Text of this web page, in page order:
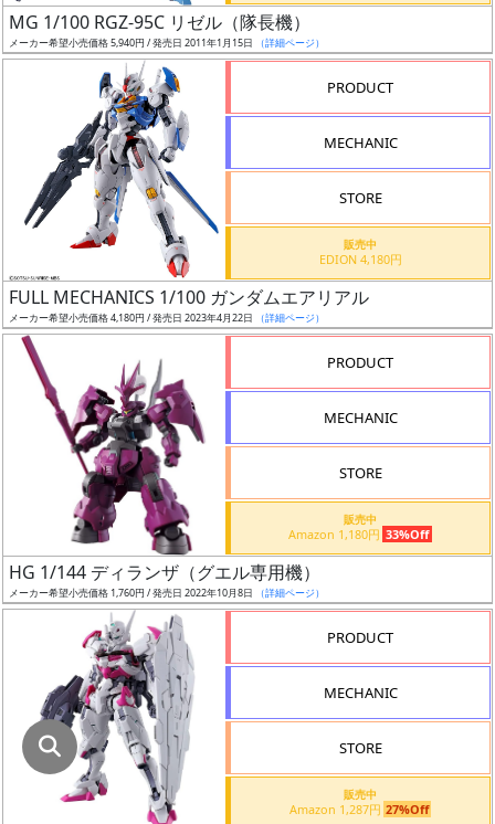
引
舗
最
安
MG 1/100 RGZ-95C リゼル（隊長機）
メーカー希望小売価格 5,940円 / 発売日 2011年1月15日 （詳細ページ）
PRODUCT
MECHANIC
STORE
販売中
EDION 4,180円
FULL MECHANICS 1/100 ガンダムエアリアル
メーカー希望小売価格 4,180円 / 発売日 2023年4月22日 （詳細ページ）
PRODUCT
MECHANIC
STORE
販売中
Amazon 1,180円 33%Off
HG 1/144 ディランザ（グエル専用機）
メーカー希望小売価格 1,760円 / 発売日 2022年10月8日 （詳細ページ）
PRODUCT
MECHANIC
STORE
販売中
Amazon 1,287円 27%Off